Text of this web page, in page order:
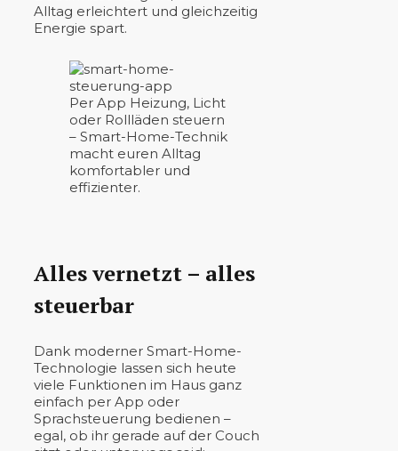
Alltag erleichtert und gleichzeitig
Energie spart.
Per App Heizung, Licht
oder Rollläden steuern
– Smart-Home-Technik
macht euren Alltag
komfortabler und
effizienter.
Alles vernetzt – alles
steuerbar
Dank moderner Smart-Home-
Technologie lassen sich heute
viele Funktionen im Haus ganz
einfach per App oder
Sprachsteuerung bedienen –
egal, ob ihr gerade auf der Couch